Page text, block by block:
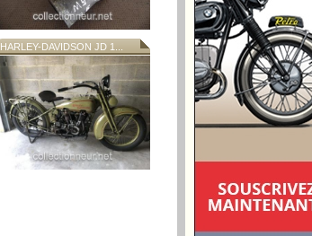
HARLEY-DAVIDSON JD 1...